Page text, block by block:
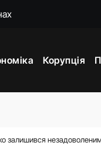
у Раді: причина
для експорту цін і
Корупція
залишився